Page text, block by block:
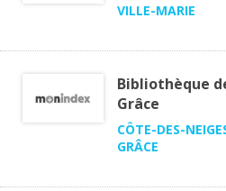
VILLE-MARIE
Bibliothèque
Grâce
CÔTE-DES-
GRÂCE